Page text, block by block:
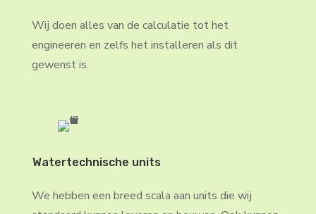
Wij doen alles van de calculatie tot het
engineeren en zelfs het installeren als dit
gewenst is.
Watertechnische units
We hebben een breed scala aan units die wij